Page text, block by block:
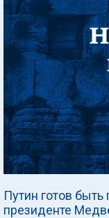
Путин готов
президенте